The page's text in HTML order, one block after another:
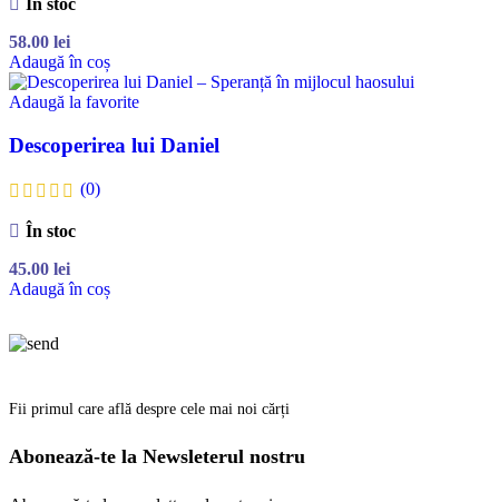
58.00 lei
Adaugă în coș
Adaugă la favorite
Descoperirea lui Daniel
(0)
În stoc
45.00 lei
Adaugă în coș
Fii primul care află despre cele mai noi cărți
Abonează-te la Newsleterul nostru